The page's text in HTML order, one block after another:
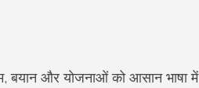
बयान और योजनाओं को आसान भाषा में